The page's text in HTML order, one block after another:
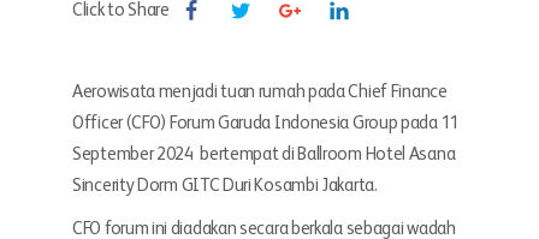
Click to Share
Aerowisata menjadi tuan rumah pada Chief Finance
Officer (CFO) Forum Garuda Indonesia Group pada 11
September 2024 bertempat di Ballroom Hotel Asana
Sincerity Dorm GITC Duri Kosambi Jakarta.
CFO forum ini diadakan secara berkala sebagai wadah